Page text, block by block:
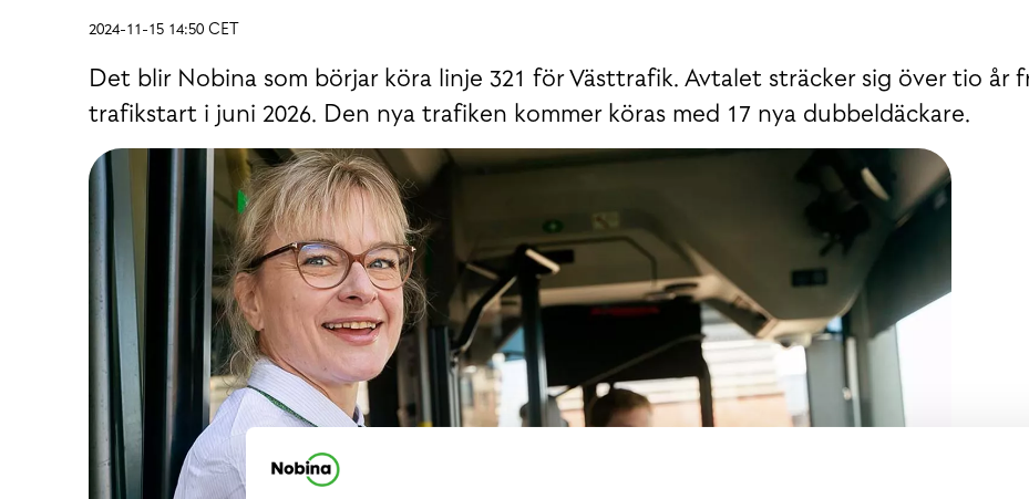
2024-11-15 14:50 CET
Det blir Nobina som börjar köra linje 321 för Västtrafik. Avtalet sträcker sig över tio år
trafikstart i juni 2026. Den nya trafiken kommer köras med 17 nya dubbeldäckare.